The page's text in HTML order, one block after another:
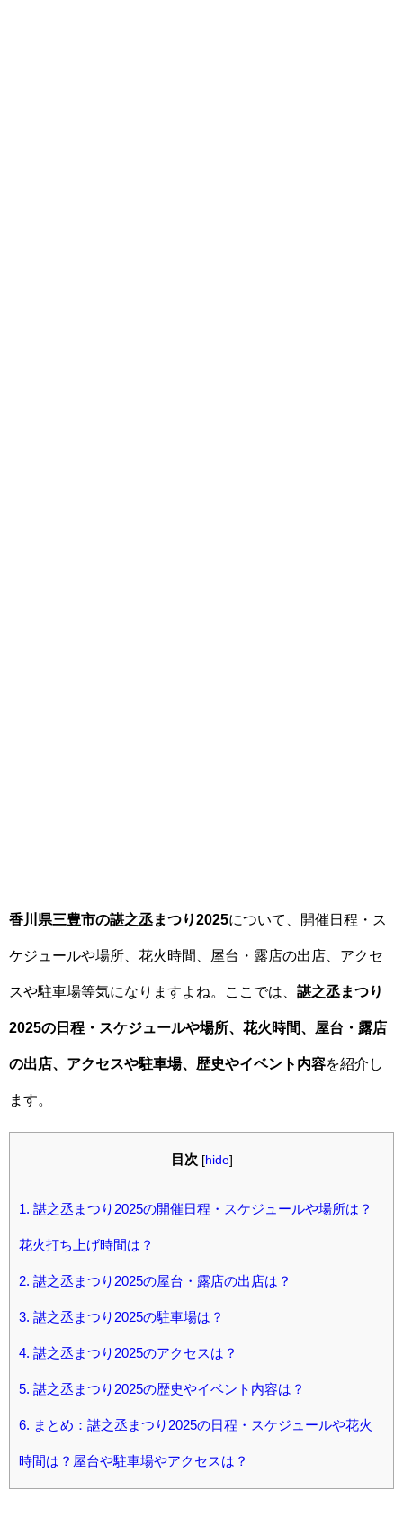
香川県三豊市の諶之丞まつり2025について、開催日程・ス
ケジュールや場所、花火時間、屋台・露店の出店、アクセ
スや駐車場等気になりますよね。ここでは、 諶之丞まつり
2025の日程・スケジュールや場所、花火時間、屋台・露店
の出店、アクセスや駐車場、歴史やイベント内容を紹介し
ます。
目次 [hide]
1. 諶之丞まつり2025の開催日程・スケジュールや場所は？
花火打ち上げ時間は？
2. 諶之丞まつり2025の屋台・露店の出店は？
3. 諶之丞まつり2025の駐車場は？
4. 諶之丞まつり2025のアクセスは？
5. 諶之丞まつり2025の歴史やイベント内容は？
6. まとめ：諶之丞まつり2025の日程・スケジュールや花火
時間は？屋台や駐車場やアクセスは？